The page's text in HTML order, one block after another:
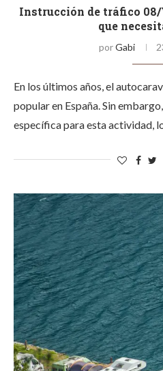
Instrucción de tráfico 08/
que
porGabi
En los últimos años, el
popular en España. Sin
específica para esta actividad,